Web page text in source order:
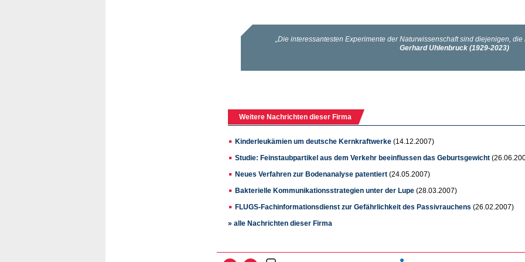
Weitere Nachrichten dieser Firma
Kinderleukämien um deutsche Kernkraftwerke (14.12.2007)
Studie: Feinstaubpartikel aus dem Verkehr beeinflussen das Geburtsgewicht
Neues Verfahren zur Bodenanalyse patentiert (24.05.2007)
Bakterielle Kommunikationsstrategien unter der Lupe (28.03.2007)
FLUGS-Fachinformationsdienst zur Gefährlichkeit des Passivrauchens (26.02.2007)
» alle Nachrichten dieser Firma